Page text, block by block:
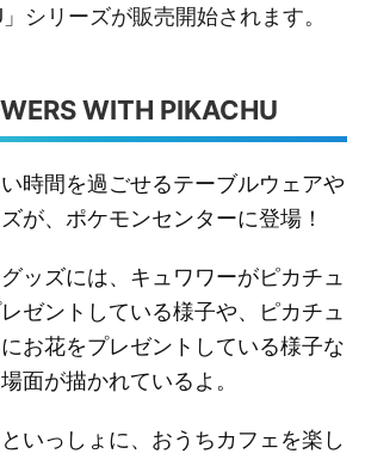
シリーズが販売開始されます。
WITH PIKACHU
時間を過ごせるテーブルウェアや
が、ポケモンセンターに登場！
ッズには、キュワワーがピカチュ
ゼントしている様子や、ピカチュ
お花をプレゼントしている様子な
面が描かれているよ。
いっしょに、おうちカフェを楽し